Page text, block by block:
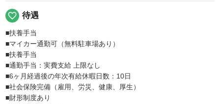
favorite_border 待遇
■扶養手当
■マイカー通勤可（無料駐車場あり）
■扶養手当
■通勤手当：実費支給 上限なし
■6ヶ月経過後の年次有給休暇日数：10日
■社会保険完備（雇用、労災、健康、厚生）
■財形制度あり